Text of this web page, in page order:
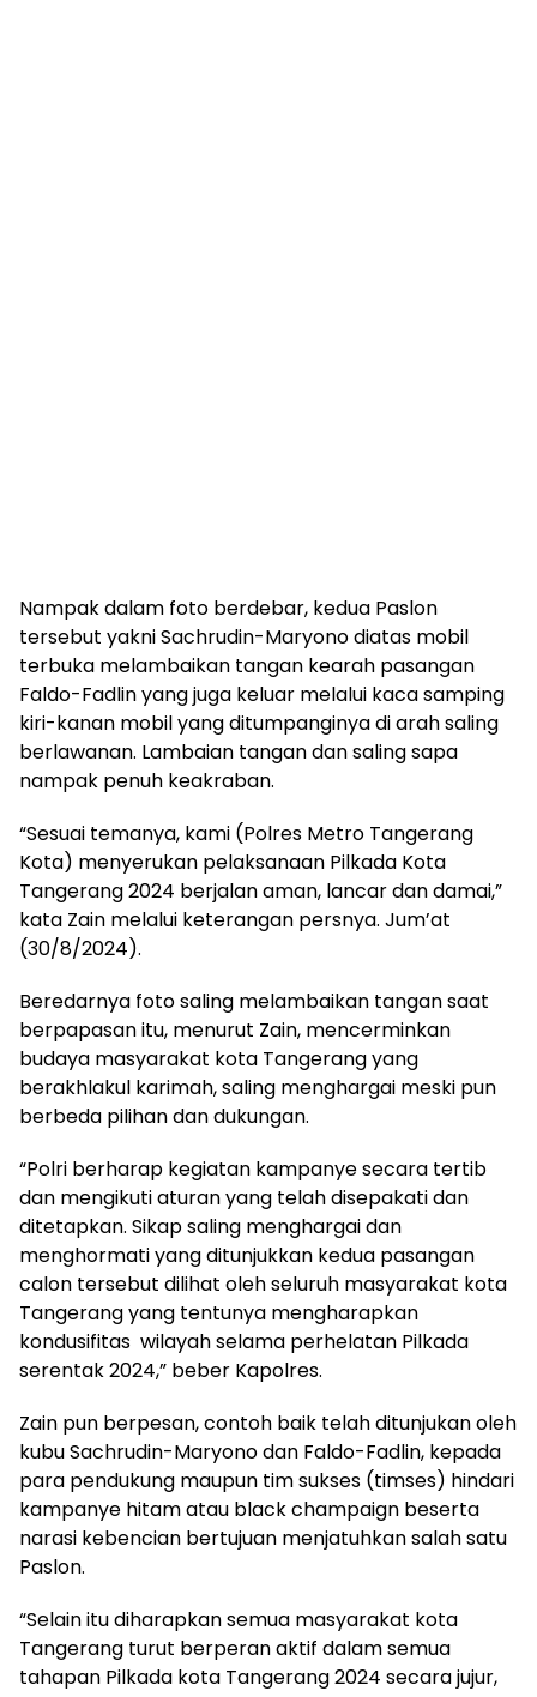
Nampak dalam foto berdebar, kedua Paslon
tersebut yakni Sachrudin-Maryono diatas mobil
terbuka melambaikan tangan kearah pasangan
Faldo-Fadlin yang juga keluar melalui kaca samping
kiri-kanan mobil yang ditumpanginya di arah saling
berlawanan. Lambaian tangan dan saling sapa
nampak penuh keakraban.
“Sesuai temanya, kami (Polres Metro Tangerang
Kota) menyerukan pelaksanaan Pilkada Kota
Tangerang 2024 berjalan aman, lancar dan damai,”
kata Zain melalui keterangan persnya. Jum’at
(30/8/2024).
Beredarnya foto saling melambaikan tangan saat
berpapasan itu, menurut Zain, mencerminkan
budaya masyarakat kota Tangerang yang
berakhlakul karimah, saling menghargai meski pun
berbeda pilihan dan dukungan.
“Polri berharap kegiatan kampanye secara tertib
dan mengikuti aturan yang telah disepakati dan
ditetapkan. Sikap saling menghargai dan
menghormati yang ditunjukkan kedua pasangan
calon tersebut dilihat oleh seluruh masyarakat kota
Tangerang yang tentunya mengharapkan
kondusifitas wilayah selama perhelatan Pilkada
serentak 2024,” beber Kapolres.
Zain pun berpesan, contoh baik telah ditunjukan oleh
kubu Sachrudin-Maryono dan Faldo-Fadlin, kepada
para pendukung maupun tim sukses (timses) hindari
kampanye hitam atau black champaign beserta
narasi kebencian bertujuan menjatuhkan salah satu
Paslon.
“Selain itu diharapkan semua masyarakat kota
Tangerang turut berperan aktif dalam semua
tahapan Pilkada kota Tangerang 2024 secara jujur,